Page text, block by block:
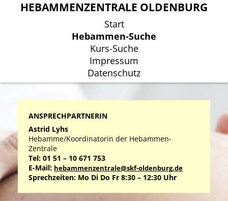
HEBAMMENZENTRALE OLDENBURG
Start
Hebammen-Suche
Kurs-Suche
Impressum
Datenschutz
HEBAMMENZENTRALE OLDENBURG
Start
Hebammen-Suche
Kurs-Suche
Impressum
Datenschutz
ANSPRECHPARTNERIN
Astrid Lyhs
Hebamme/Koordinatorin der Hebammen-
Zentrale
Tel: 01 51 – 10 671 753
E-Mail: hebammenzentrale@skf-oldenburg.de
Sprechzeiten: Mo Di Do Fr 8:30 – 12:30 Uhr